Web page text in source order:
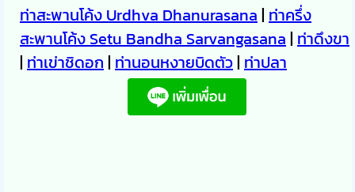
ท่าสะพานโค้ง Urdhva Dhanurasana| ท่าครึ่ง
สะพานโค้ง Setu Bandha Sarvangasana| ท่าดึงขา
| ท่าเข่าชิดอก| ท่านอนหงายบิดตัว| ท่าปลา